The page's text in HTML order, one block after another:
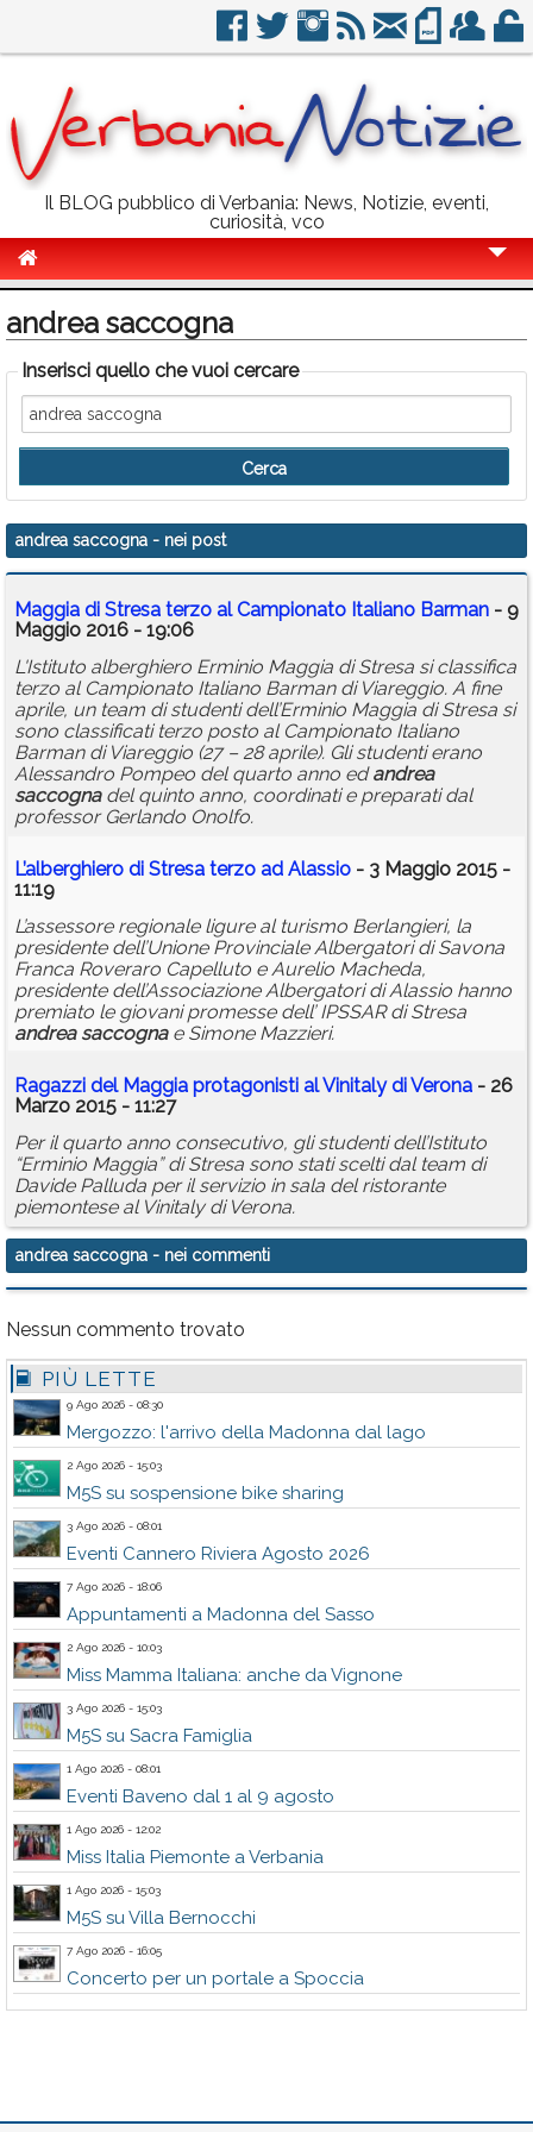
Il BLOG pubblico di Verbania: News, Notizie, eventi,
curiosità, vco
Politica
Sport
Eventi
Info Utili
Rubriche
Calendario
Annunci
andrea saccogna
Inserisci quello che vuoi cercare
andrea saccogna - nei post
Maggia di Stresa terzo al Campionato Italiano Barman - 9
Maggio 2016 - 19:06
L'Istituto alberghiero Erminio Maggia di Stresa si classifica
terzo al Campionato Italiano Barman di Viareggio. A fine
aprile, un team di studenti dell’Erminio Maggia di Stresa si
sono classificati terzo posto al Campionato Italiano
Barman di Viareggio (27 – 28 aprile). Gli studenti erano
Alessandro Pompeo del quarto anno edandrea
saccognadel quinto anno, coordinati e preparati dal
professor Gerlando Onolfo.
L’alberghiero di Stresa terzo ad Alassio - 3 Maggio 2015 -
11:19
L’assessore regionale ligure al turismo Berlangieri, la
presidente dell’Unione Provinciale Albergatori di Savona
Franca Roveraro Capelluto e Aurelio Macheda,
presidente dell’Associazione Albergatori di Alassio hanno
premiato le giovani promesse dell’ IPSSAR di Stresa
andrea saccognae Simone Mazzieri.
Ragazzi del Maggia protagonisti al Vinitaly di Verona - 26
Marzo 2015 - 11:27
Per il quarto anno consecutivo, gli studenti dell’Istituto
“Erminio Maggia” di Stresa sono stati scelti dal team di
Davide Palluda per il servizio in sala del ristorante
piemontese al Vinitaly di Verona.
andrea saccogna - nei commenti
Nessun commento trovato
PIÙ LETTE
9 Ago 2026 - 08:30
Mergozzo: l'arrivo della Madonna dal lago
2 Ago 2026 - 15:03
M5S su sospensione bike sharing
3 Ago 2026 - 08:01
Eventi Cannero Riviera Agosto 2026
7 Ago 2026 - 18:06
Appuntamenti a Madonna del Sasso
2 Ago 2026 - 10:03
Miss Mamma Italiana: anche da Vignone
3 Ago 2026 - 15:03
M5S su Sacra Famiglia
1 Ago 2026 - 08:01
Eventi Baveno dal 1 al 9 agosto
1 Ago 2026 - 12:02
Miss Italia Piemonte a Verbania
1 Ago 2026 - 15:03
M5S su Villa Bernocchi
7 Ago 2026 - 16:05
Concerto per un portale a Spoccia